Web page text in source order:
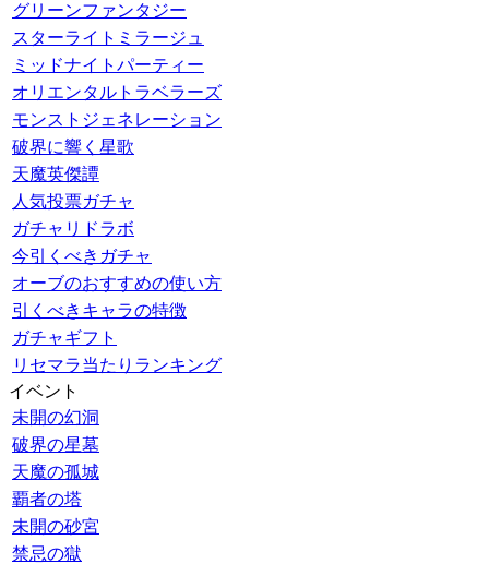
グリーンファンタジー
スターライトミラージュ
ミッドナイトパーティー
オリエンタルトラベラーズ
モンストジェネレーション
破界に響く星歌
天魔英傑譚
人気投票ガチャ
ガチャリドラボ
今引くべきガチャ
オーブのおすすめの使い方
引くべきキャラの特徴
ガチャギフト
リセマラ当たりランキング
イベント
未開の幻洞
破界の星墓
天魔の孤城
覇者の塔
未開の砂宮
禁忌の獄